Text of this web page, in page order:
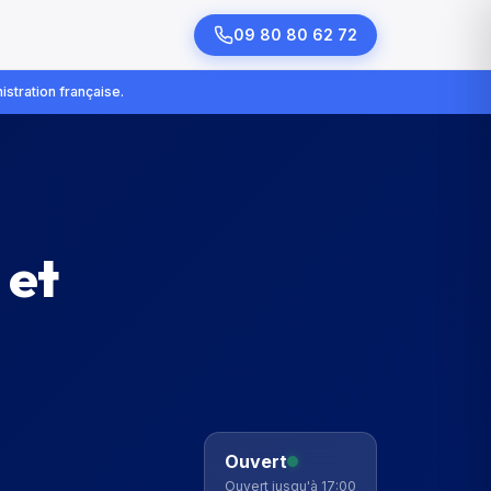
09 80 80 62 72
française.
Ouvert
Ouvert jusqu'à 17:00